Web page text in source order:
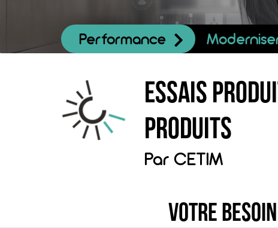
Performance
Essais
produits
Par CETIM
Votre besoin